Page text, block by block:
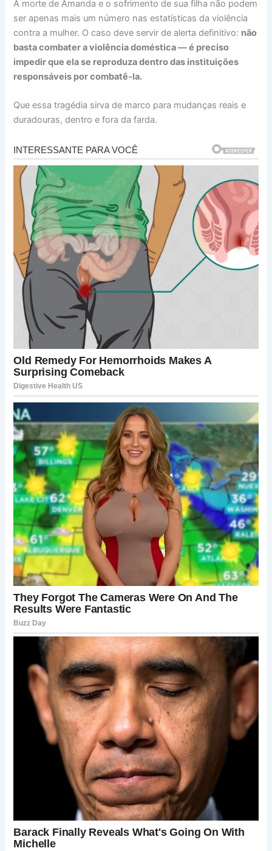
A morte de Amanda e o sofrimento de sua filha não podem
ser apenas mais um número nas estatísticas da violência
contra a mulher. O caso deve servir de alerta definitivo: não
basta combater a violência doméstica — é preciso
impedir que ela se reproduza dentro das instituições
responsáveis por combatê-la.
Que essa tragédia sirva de marco para mudanças reais e
duradouras, dentro e fora da farda.